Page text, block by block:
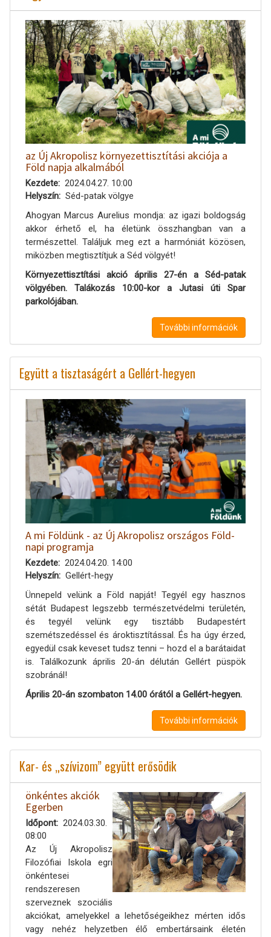
az Új Akropolisz környezettisztítási akciója a
Föld napja alkalmából
Kezdete
2024.04.27. 10:00
Helyszín
Séd-patak völgye
Ahogyan Marcus Aurelius mondja: az igazi boldogság
akkor érhető el, ha életünk összhangban van a
természettel. Találjuk meg ezt a harmóniát közösen,
miközben megtisztítjuk a Séd völgyét!
Környezettisztítási akció április 27-én a Séd-patak
völgyében. Talákozás 10:00-kor a Jutasi úti Spar
parkolójában.
További információk
Együtt a tisztaságért a Gellért-hegyen
A mi Földünk - az Új Akropolisz országos Föld-
napi programja
Kezdete
2024.04.20. 14:00
Helyszín
Gellért-hegy
Ünnepeld velünk a Föld napját! Tegyél egy hasznos
sétát Budapest legszebb természetvédelmi területén,
és tegyél velünk egy tisztább Budapestért
szemétszedéssel és ároktisztítással. És ha úgy érzed,
egyedül csak keveset tudsz tenni – hozd el a barátaidat
is. Találkozunk április 20-án délután Gellért püspök
szobránál!
Április 20-án szombaton 14.00 órától a Gellért-hegyen.
További információk
Kar- és „szívizom” együtt erősödik
önkéntes akciók
Egerben
Időpont
2024.03.30.
08:00
Az Új Akropolisz
Filozófiai Iskola egri
önkéntesei
rendszeresen
szerveznek szociális
akciókat, amelyekkel a lehetőségeikhez mérten idős
vagy nehéz helyzetben élő embertársaink életén